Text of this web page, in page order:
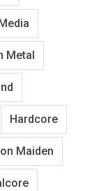
Metal
Hardcore
Maiden